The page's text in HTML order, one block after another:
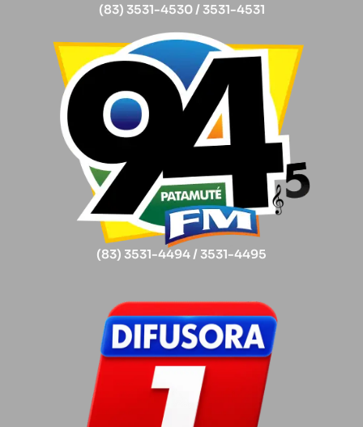
(83) 3531-4530 / 3531-4531
(83) 3531-4494 / 3531-4495